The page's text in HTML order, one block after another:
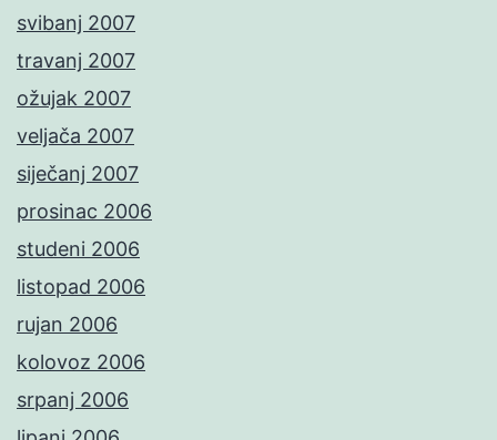
svibanj 2007
travanj 2007
ožujak 2007
veljača 2007
siječanj 2007
prosinac 2006
studeni 2006
listopad 2006
rujan 2006
kolovoz 2006
srpanj 2006